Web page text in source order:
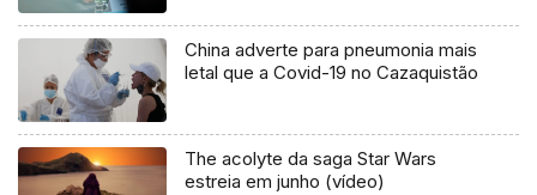
China adverte para pneumonia mais
letal que a Covid-19 no Cazaquistão
The acolyte da saga Star Wars
estreia em junho (vídeo)